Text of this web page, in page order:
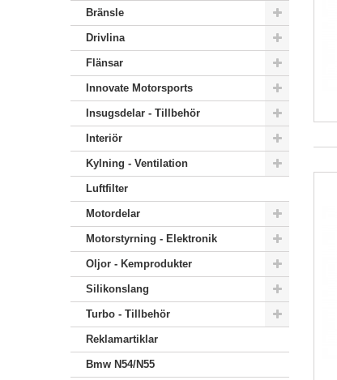
Bränsle
Drivlina
Flänsar
Innovate Motorsports
Insugsdelar - Tillbehör
Interiör
Kylning - Ventilation
Luftfilter
Motordelar
Motorstyrning - Elektronik
Oljor - Kemprodukter
Silikonslang
Turbo - Tillbehör
Reklamartiklar
Bmw N54/N55